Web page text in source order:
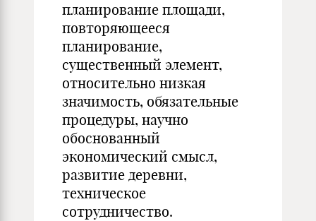
планирование площади,
повторяющееся
планирование,
существенный эле­мент,
относительно низ­кая
значимость, обязательные
процедуры, научно
обоснованный
экономический смысл,
развитие деревни,
техническое
сотрудничество.